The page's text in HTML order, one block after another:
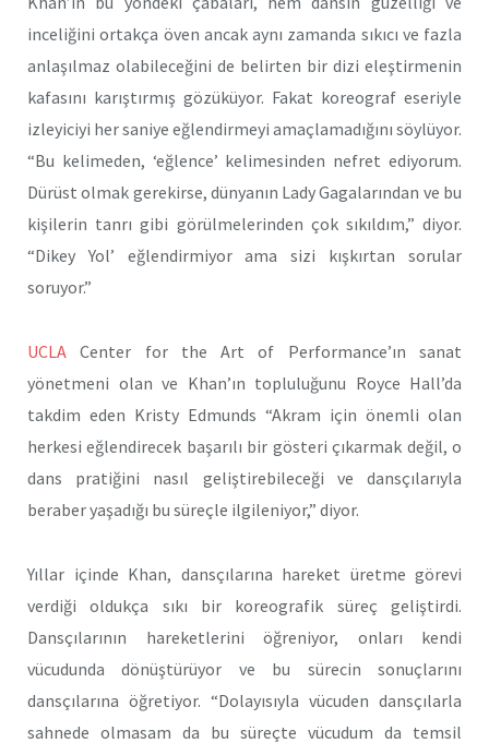
inceliğini ortakça öven ancak aynı zamanda sıkıcı ve fazla
anlaşılmaz olabileceğini de belirten bir dizi eleştirmenin
kafasını karıştırmış gözüküyor. Fakat koreograf eseriyle
izleyiciyi her saniye eğlendirmeyi amaçlamadığını söylüyor.
“Bu kelimeden, ‘eğlence’ kelimesinden nefret ediyorum.
Dürüst olmak gerekirse, dünyanın Lady Gagalarından ve bu
kişilerin tanrı gibi görülmelerinden çok sıkıldım,” diyor.
“Dikey Yol’ eğlendirmiyor ama sizi kışkırtan sorular
soruyor.”
UCLA Center for the Art of Performance’ın sanat
yönetmeni olan ve Khan’ın topluluğunu Royce Hall’da
takdim eden Kristy Edmunds “Akram için önemli olan
herkesi eğlendirecek başarılı bir gösteri çıkarmak değil, o
dans pratiğini nasıl geliştirebileceği ve dansçılarıyla
beraber yaşadığı bu süreçle ilgileniyor,” diyor.
Yıllar içinde Khan, dansçılarına hareket üretme görevi
verdiği oldukça sıkı bir koreografik süreç geliştirdi.
Dansçılarının hareketlerini öğreniyor, onları kendi
vücudunda dönüştürüyor ve bu sürecin sonuçlarını
dansçılarına öğretiyor. “Dolayısıyla vücuden dansçılarla
sahnede olmasam da bu süreçte vücudum da temsil